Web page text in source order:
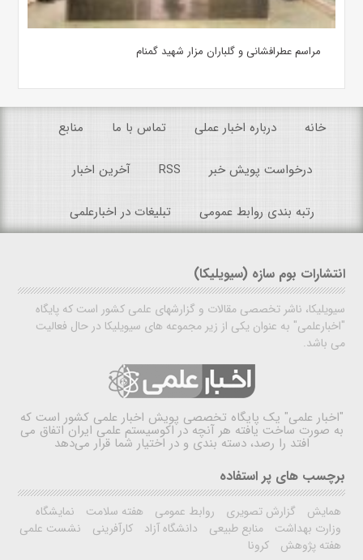
مراسم عطرافشانی و گلباران مزار شهید گمنام
خانه درباره اخبار عملی تماس با ما منابع
درخواست پویش خبر RSS آخرین اخبار
رتبه بندی روابط عمومی تبلیغات در اخبارعلمی
انتشارات بوم سازه (سیویلیکا)
سیویلیکا، ناشر تخصصی مقالات و گزارشهای علمی کشور است که پایگاه
"اخبارعلمی" به عنوان یکی از زیر مجموعه های سیویلیکا در حال فعالیت
می باشد.
"اخبار علمی" یک پایگاه تخصصی پویش اخبار علمی کشور است که
به صورت ساخت یافته هر آنچه در اکوسیستم علمی ایران اتفاق می
افتد را رصد، دسته بندی و در اختیار شما قرار می‌دهد
برچسب های پر استفاده
همایش گزارش تصویری روابط عمومی هفته سلامت
نمایشگاه
وزارت بهداشت
منابع طبیعی دانشگاه آزاد کارآفرینی
نشست علمی
هفته پژوهش
کرونا